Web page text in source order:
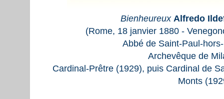
Bienheureux Alfredo
(Rome, 18 janvier 1880 -
Abbé de Saint-Paul-
Archevêque de
Cardinal-Prêtre (1929), puis Cardinal de
Monts